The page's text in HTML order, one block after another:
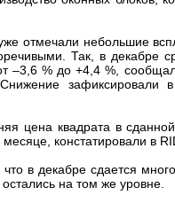
отмечали небольшие
Так, в декабре
–3,6 % до +4,4 %,
зафиксировали
цена квадрата в
констатировали в
в декабре сдается
на том же уровне.